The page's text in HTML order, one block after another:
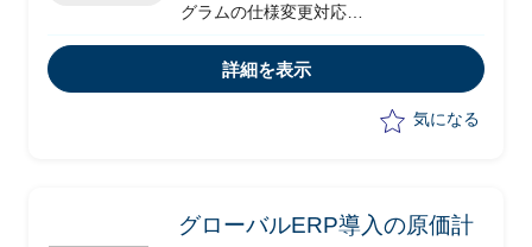
グラムの仕様変更対応
・基本設計書修正
・改修プログラム受入
詳細を表示
気になる
グローバルERP導入の原価計